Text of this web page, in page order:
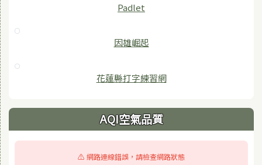
Padlet
因雄崛起
花蓮縣打字練習網
AQI空氣品質
⚠️ 網路連線錯誤，請檢查網路狀態